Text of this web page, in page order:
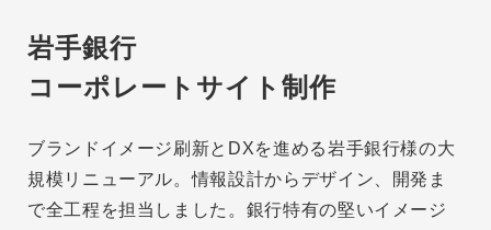
岩手銀行
コーポレートサイト制作
ブランドイメージ刷新とDXを進める岩手銀行様の大
規模リニューアル。情報設計からデザイン、開発ま
で全工程を担当しました。銀行特有の堅いイメージ